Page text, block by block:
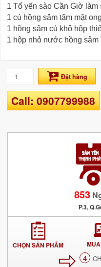
1 Tổ yến sào Cần Giờ
1 củ hồng sâm tẩm mật
1 hồng sâm củ khô hộp
1 hộp nhỏ nước hồng
Đặt hàng
Call: 0907799988
853
P.3,
CHỌN SẢN PHẨM
4